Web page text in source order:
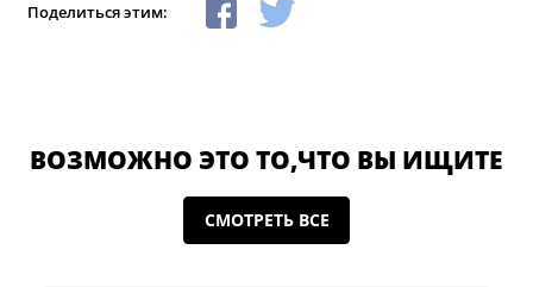
Поделиться этим:
ВОЗМОЖНО ЭТО ТО,ЧТО ВЫ ИЩИТЕ
СМОТРЕТЬ ВСЕ